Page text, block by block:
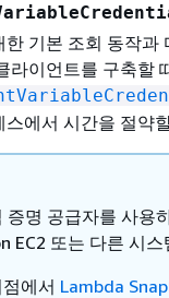
한 기본 조회 동작과
라이언트를 구축할
스에서 시간을 절약
증명 공급자를 사용
EC2 또는 다른 시
에서 Lambda